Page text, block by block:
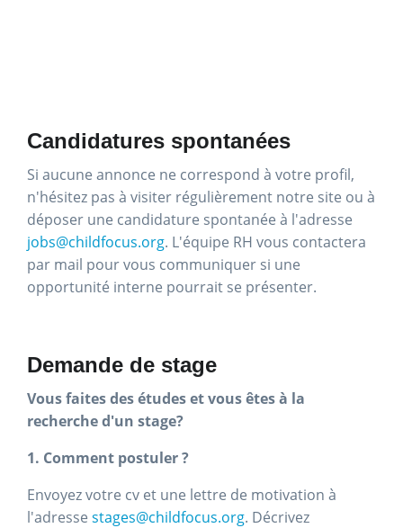
Candidatures spontanées
Si aucune annonce ne correspond à votre profil,
n'hésitez pas à visiter régulièrement notre site ou à
déposer une candidature spontanée à l'adresse
jobs@childfocus.org. L'équipe RH vous contactera
par mail pour vous communiquer si une
opportunité interne pourrait se présenter.
Demande de stage
Vous faites des études et vous êtes à la
recherche d'un stage?
1. Comment postuler ?
Envoyez votre cv et une lettre de motivation à
l'adresse stages@childfocus.org. Décrivez